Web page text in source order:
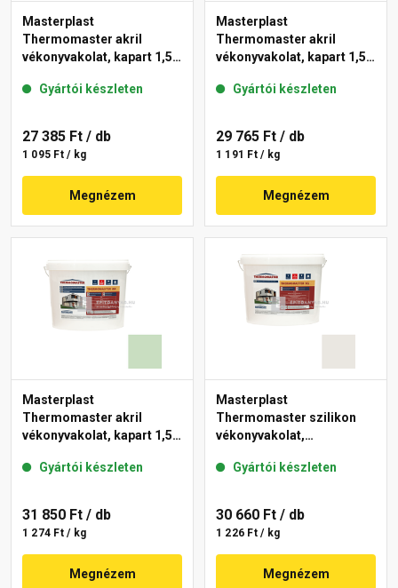
Masterplast
Thermomaster akril
vékonyvakolat, kapart 1,5
Gyártói készleten
27 385 Ft / db
1 095 Ft / kg
Megnézem
Masterplast
Thermomaster akril
vékonyvakolat, kapart 1,5
Gyártói készleten
29 765 Ft / db
1 191 Ft / kg
Megnézem
Masterplast
Thermomaster akril
vékonyvakolat, kapart 1,5
Gyártói készleten
31 850 Ft / db
1 274 Ft / kg
Megnézem
Masterplast
Thermomaster szilikon
vékonyvakolat,
45-F 25 kg
Gyártói készleten
30 660 Ft / db
1 226 Ft / kg
Megnézem